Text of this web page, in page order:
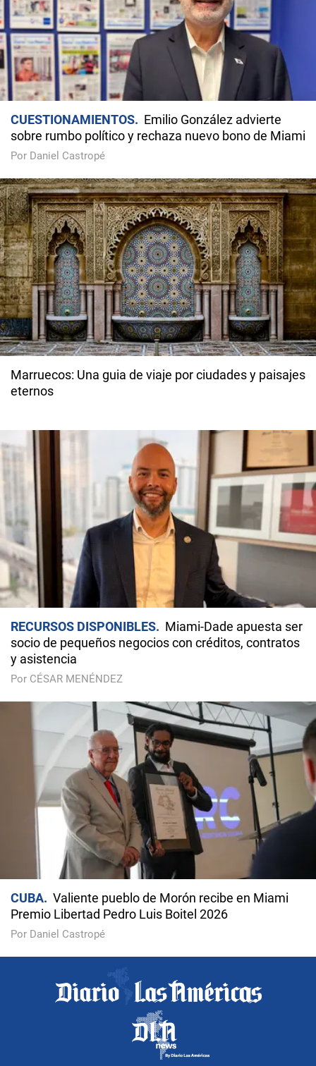
CUESTIONAMIENTOS
Emilio González advierte
sobre rumbo político y rechaza nuevo bono de Miami
Por Daniel Castropé
Marruecos: Una guia de viaje por ciudades y paisajes
eternos
RECURSOS DISPONIBLES
Miami-Dade apuesta ser
socio de pequeños negocios con créditos, contratos
y asistencia
Por CÉSAR MENÉNDEZ
CUBA
Valiente pueblo de Morón recibe en Miami
Premio Libertad Pedro Luis Boitel 2026
Por Daniel Castropé